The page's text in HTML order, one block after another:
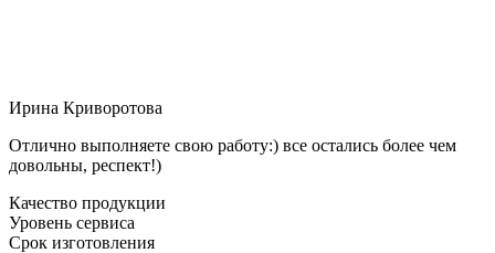
Ирина Криворотова
Отлично выполняете свою работу:) все остались более чем
довольны, респект!)
Качество продукции
Уровень сервиса
Срок изготовления